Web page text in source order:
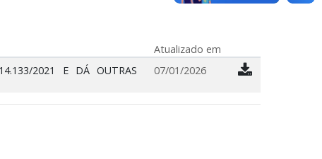
Atualizado em
2021 E DÁ OUTRAS
07/01/2026